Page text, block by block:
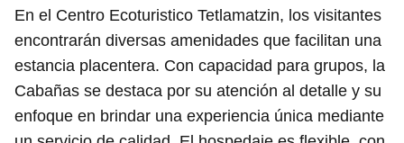
En el Centro Ecoturistico Tetlamatzin, los visitantes
encontrarán diversas amenidades que facilitan una
estancia placentera. Con capacidad para grupos, la
Cabañas se destaca por su atención al detalle y su
enfoque en brindar una experiencia única mediante